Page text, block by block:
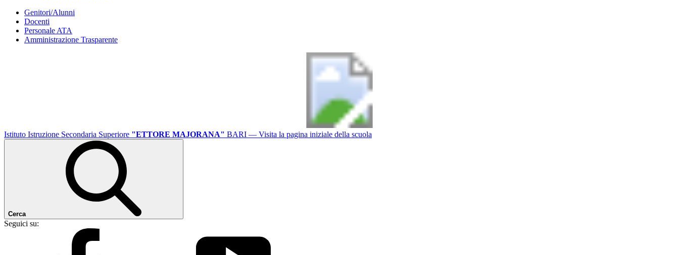
Genitori/Alunni
Docenti
Personale ATA
Amministrazione Trasparente
Istituto Istruzione Secondaria Superiore "ETTORE MAJORANA" BARI — Visita la pagina iniziale della scuola
Cerca
Seguici su: